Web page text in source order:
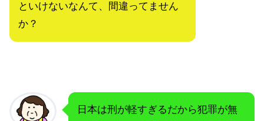
といけないなんて、間違ってません
か？
日本は刑が軽すぎるだから犯罪が無